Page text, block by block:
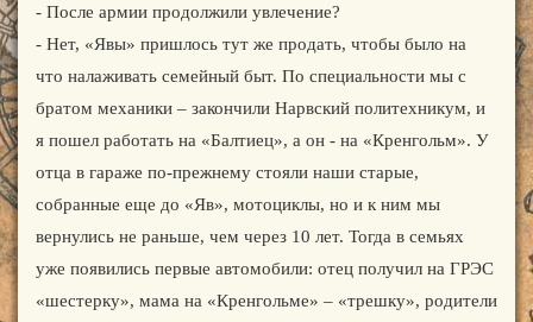
- После армии продолжили увлечение?
- Нет, «Явы» пришлось тут же продать, чтобы было на
что налаживать семейный быт. По специальности мы с
братом механики – закончили Нарвский политехникум, и
я пошел работать на «Балтиец», а он - на «Кренгольм». У
отца в гараже по-прежнему стояли наши старые,
собранные еще до «Яв», мотоциклы, но и к ним мы
вернулись не раньше, чем через 10 лет. Тогда в семьях
уже появились первые автомобили: отец получил на ГРЭС
«шестерку», мама на «Кренгольме» – «трешку», родители